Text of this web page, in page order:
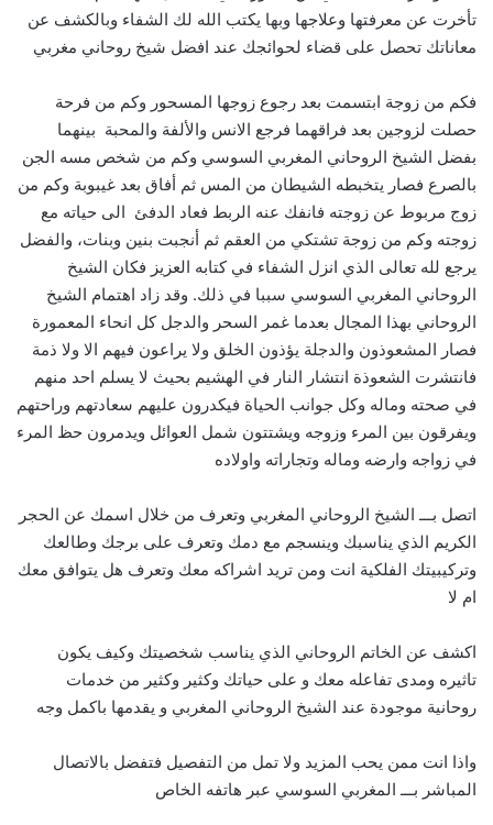
تأخرت عن معرفتها وعلاجها وبها يكتب الله لك الشفاء وبالكشف عن
معاناتك تحصل على قضاء لحوائجك عند افضل شيخ روحاني مغربي
فكم من زوجة ابتسمت بعد رجوع زوجها المسحور وكم من فرحة
حصلت لزوجين بعد فراقهما فرجع الانس والألفة والمحبة بينهما
بفضل الشيخ الروحاني المغربي السوسي وكم من شخص مسه الجن
بالصرع فصار يتخبطه الشيطان من المس ثم أفاق بعد غيبوبة وكم من
زوج مربوط عن زوجته فانفك عنه الربط فعاد الدفئ الى حياته مع
زوجته وكم من زوجة تشتكي من العقم ثم أنجبت بنين وبنات، والفضل
يرجع لله تعالى الذي انزل الشفاء في كتابه العزيز فكان الشيخ
الروحاني المغربي السوسي سببا في ذلك. وقد زاد اهتمام الشيخ
الروحاني بهذا المجال بعدما غمر السحر والدجل كل انحاء المعمورة
فصار المشعوذون والدجلة يؤذون الخلق ولا يراعون فيهم الا ولا ذمة
فانتشرت الشعوذة انتشار النار في الهشيم بحيث لا يسلم احد منهم
في صحته وماله وكل جوانب الحياة فيكدرون عليهم سعادتهم وراحتهم
ويفرقون بين المرء وزوجه ويشتتون شمل العوائل ويدمرون حظ المرء
في زواجه وارضه وماله وتجاراته واولاده
اتصل بـــ الشيخ الروحاني المغربي وتعرف من خلال اسمك عن الحجر
الكريم الذي يناسبك وينسجم مع دمك وتعرف على برجك وطالعك
وتركيبيتك الفلكية انت ومن تريد اشراكه معك وتعرف هل يتوافق معك
ام لا
اكشف عن الخاتم الروحاني الذي يناسب شخصيتك وكيف يكون
تاثيره ومدى تفاعله معك و على حياتك وكثير وكثير من خدمات
روحانية موجودة عند الشيخ الروحاني المغربي و يقدمها باكمل وجه
واذا انت ممن يحب المزيد ولا تمل من التفصيل فتفضل بالاتصال
المباشر بـــ المغربي السوسي عبر هاتفه الخاص